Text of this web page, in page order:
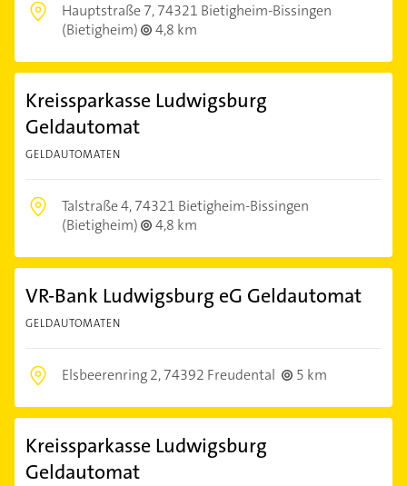
Hauptstraße 7,74321 Bietigheim-Bissingen
(Bietigheim)
4,8 km
Kreissparkasse Ludwigsburg
Geldautomat
GELDAUTOMATEN
Talstraße 4,74321 Bietigheim-Bissingen
(Bietigheim)
4,8 km
VR-Bank Ludwigsburg eG Geldautomat
GELDAUTOMATEN
Elsbeerenring 2,74392 Freudental 5 km
Kreissparkasse Ludwigsburg
Geldautomat